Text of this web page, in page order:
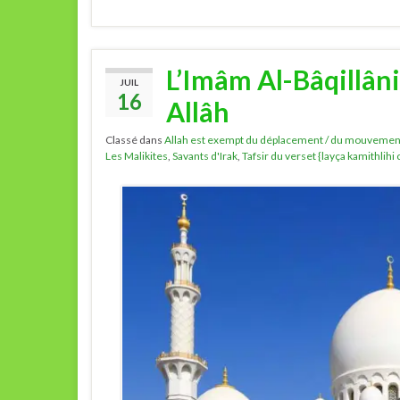
JUIL
16
L’Imâm Al-
Allâh
Classé dans Allah est exempt du déplacement / du
Les Malikites Savants d'Irak Tafsir du verset {layça kamithlihi